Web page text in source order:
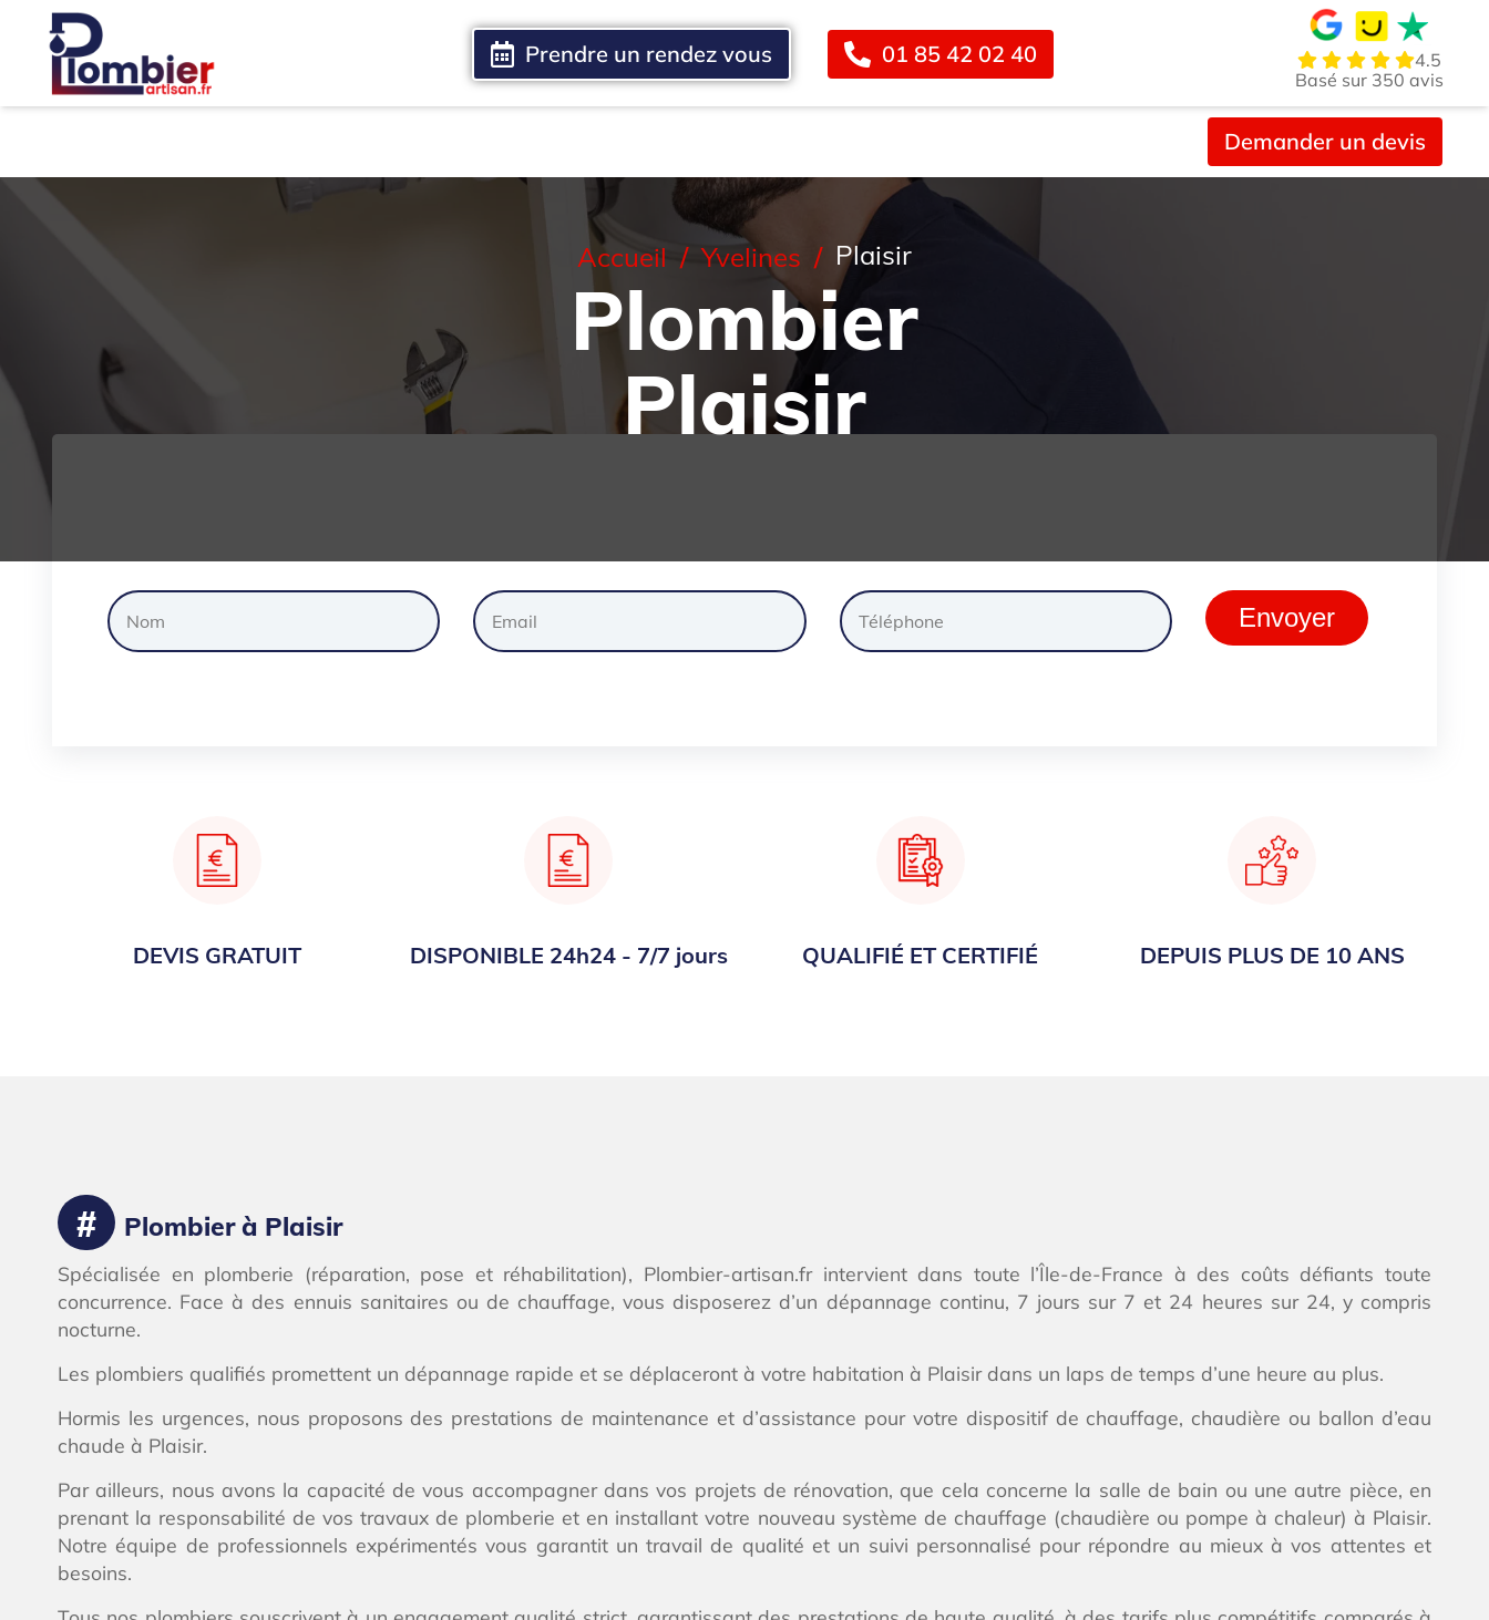
Prendre un rendez vous 01 85 42 02 40
4.5
Basé sur 350 avis
Demander un devis
Accueil Yvelines Plaisir
Plombier
Plaisir
Demander un devis gratuitement
Envoyer
DEVIS GRATUIT DISPONIBLE 24h24 - 7/7 jours QUALIFIÉ ET CERTIFIÉ DEPUIS PLUS DE 10 ANS
Plombier à Plaisir
Spécialisée en plomberie (réparation, pose et réhabilitation), Plombier-artisan.fr intervient dans toute l’Île-de-France à des coûts défiants toute
concurrence. Face à des ennuis sanitaires ou de chauffage, vous disposerez d’un dépannage continu, 7 jours sur 7 et 24 heures sur 24, y compris
nocturne.
Les plombiers qualifiés promettent un dépannage rapide et se déplaceront à votre habitation à Plaisir dans un laps de temps d’une heure au plus.
Hormis les urgences, nous proposons des prestations de maintenance et d’assistance pour votre dispositif de chauffage, chaudière ou ballon d’eau
chaude à Plaisir.
Par ailleurs, nous avons la capacité de vous accompagner dans vos projets de rénovation, que cela concerne la salle de bain ou une autre pièce, en
prenant la responsabilité de vos travaux de plomberie et en installant votre nouveau système de chauffage (chaudière ou pompe à chaleur) à Plaisir.
Notre équipe de professionnels expérimentés vous garantit un travail de qualité et un suivi personnalisé pour répondre au mieux à vos attentes et
besoins.